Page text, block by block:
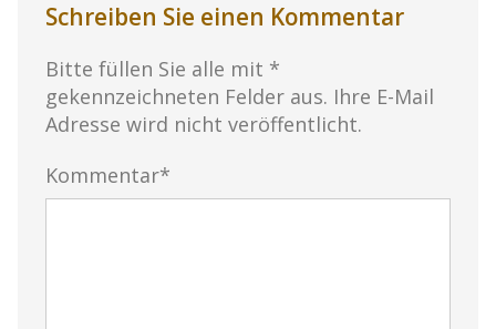
Schreiben Sie einen Kommentar
Bitte füllen Sie alle mit *
gekennzeichneten Felder aus. Ihre E-Mail
Adresse wird nicht veröffentlicht.
Kommentar*